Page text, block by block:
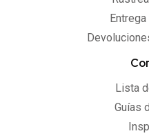
Lista
Guías